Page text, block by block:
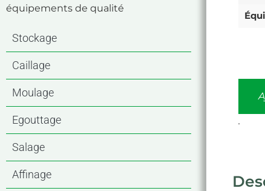
équipements de qualité
Stockage
Caillage
Moulage
Egouttage
Salage
Affinage
.